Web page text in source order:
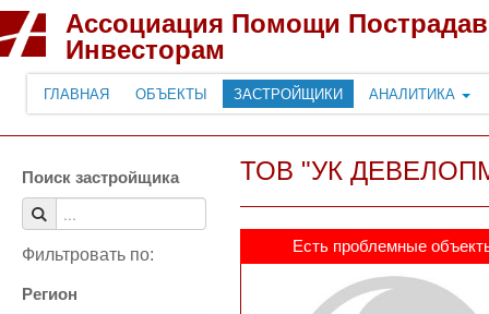
Ассоциация Помощи
Инвесторам
ГЛАВНАЯ ОБЪЕКТЫ ЗАСТРОЙЩИКИ АНАЛИТИКА
Поиск застройщика
Фильтровать по:
Регион
ТОВ "УК
Есть проблемные